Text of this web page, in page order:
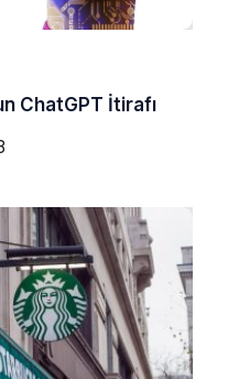
ChatGPT İtirafı